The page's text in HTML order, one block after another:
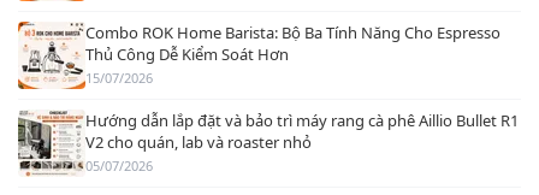
Combo ROK Home Barista: Bộ Ba Tính Năng Cho Espresso
Thủ Công Dễ Kiểm Soát Hơn
15/07/2026
Hướng dẫn lắp đặt và bảo trì máy rang cà phê Aillio Bullet R1
V2 cho quán, lab và roaster nhỏ
05/07/2026